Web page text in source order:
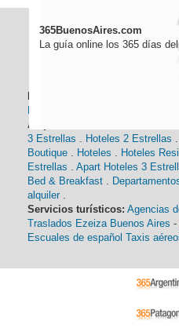
365BuenosAires.com
La guía online los 365 días
Alojamiento:
3 Estrellas
Hoteles 2 Estrellas
Boutique
Hoteles Hoteles
Estrellas
Apart Hoteles 3
Bed & Breakfast
alquiler
Servicios turísticos: Agencias
Traslados Ezeiza Buenos Aires -
Escuales de español Taxis